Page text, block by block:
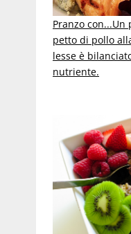
Pranzo con...Un
petto di pollo
lesse è
nutriente.